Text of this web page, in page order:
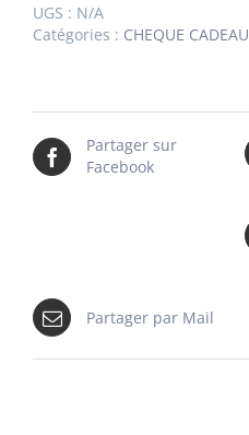
UGS : N/A
Catégories : CHEQUE CADEAU
Partager sur
Facebook
Partager par Mail